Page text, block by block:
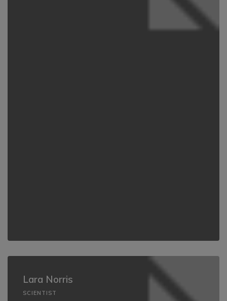
Lara Norris
SCIENTIST